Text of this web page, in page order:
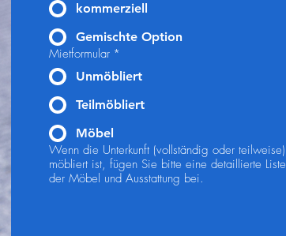
kommerziell
Gemischte Option
Mietformular *
Unmöbliert
Teilmöbliert
Möbel
Wenn die Unterkunft (vollständig oder teilweise)
möbliert ist, fügen Sie bitte eine detaillierte Liste
der Möbel und Ausstattung bei.